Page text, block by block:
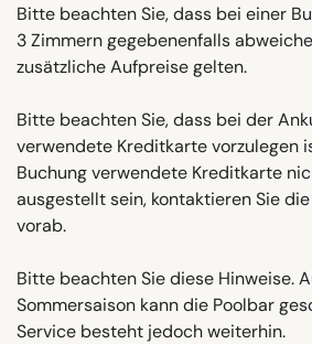
Bitte beachten Sie, dass bei einer
3 Zimmern gegebenenfalls
zusätzliche Aufpreise gelten.
Bitte beachten Sie, dass bei der
verwendete Kreditkarte vorzulegen
Buchung verwendete Kreditkarte
ausgestellt sein, kontaktieren Sie
vorab.
Bitte beachten Sie diese Hinweise.
Sommersaison kann die Poolbar
Service besteht jedoch weiterhin.